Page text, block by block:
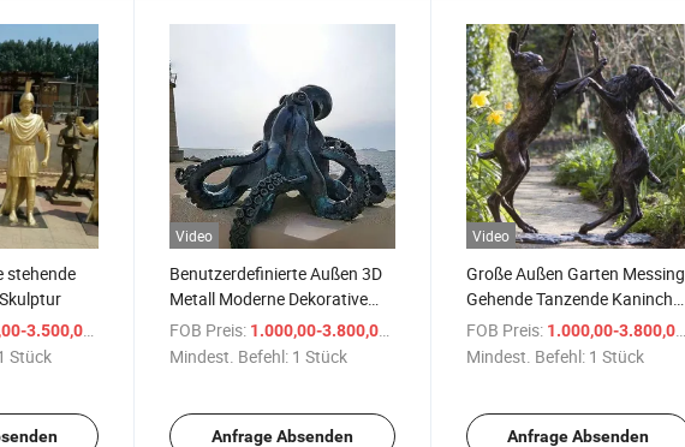
stehende
3.500,00 $
Stück
Video
Benutzerdefinierte Außen 3D
Metall Moderne Dekorative
Große Bronze-Oktopus-
Skulptur
FOB Preis: 1.000,00-3.800,00 $
Mindest. Befehl: 1 Stück
Anfrage Absenden
Video
Große Außen Garten Messing
Gehende Tanzende Kaninchen
Bronze Skulptur
FOB Preis: 1.000,00-3.800,00 $
Mindest. Befehl: 1 Stück
Anfrage Absenden